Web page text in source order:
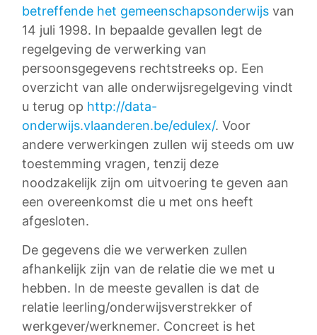
betreffende het gemeenschapsonderwijs van
14 juli 1998. In bepaalde gevallen legt de
regelgeving de verwerking van
persoonsgegevens rechtstreeks op. Een
overzicht van alle onderwijsregelgeving vindt
u terug op http://data-
onderwijs.vlaanderen.be/edulex/. Voor
andere verwerkingen zullen wij steeds om uw
toestemming vragen, tenzij deze
noodzakelijk zijn om uitvoering te geven aan
een overeenkomst die u met ons heeft
afgesloten.
De gegevens die we verwerken zullen
afhankelijk zijn van de relatie die we met u
hebben. In de meeste gevallen is dat de
relatie leerling/onderwijsverstrekker of
werkgever/werknemer. Concreet is het